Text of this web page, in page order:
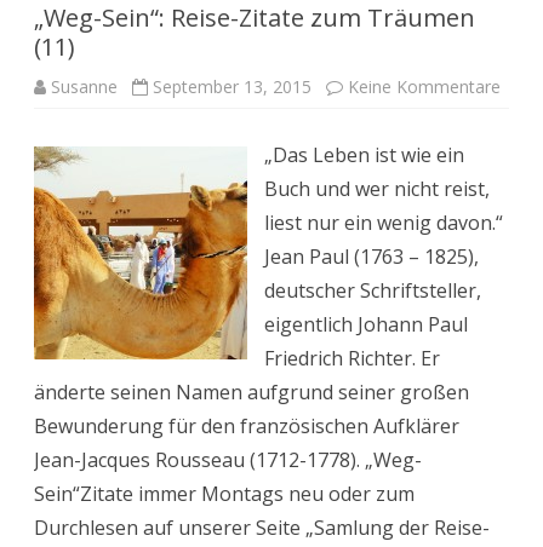
„Weg-Sein“: Reise-Zitate zum Träumen
(11)
Susanne September 13, 2015 Keine Kommentare
„Das Leben ist wie ein
Buch und wer nicht reist,
liest nur ein wenig davon.“
Jean Paul (1763 – 1825),
deutscher Schriftsteller,
eigentlich Johann Paul
Friedrich Richter. Er
änderte seinen Namen aufgrund seiner großen
Bewunderung für den französischen Aufklärer
Jean-Jacques Rousseau (1712-1778). „Weg-
Sein“Zitate immer Montags neu oder zum
Durchlesen auf unserer Seite „Samlung der Reise-